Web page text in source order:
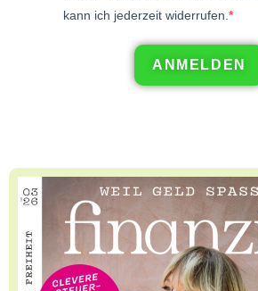
kann ich jederzeit widerrufen.
ANMELDEN